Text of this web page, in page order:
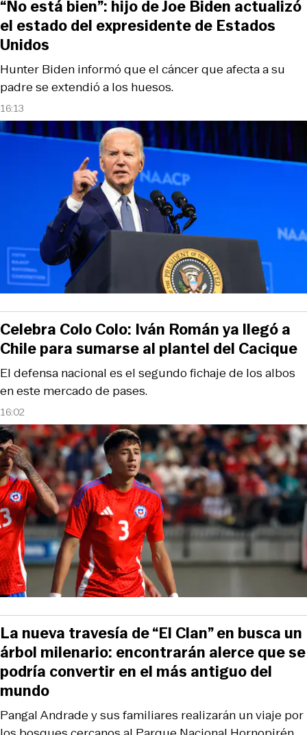
16:13
Hunter Biden informó que el cáncer que afecta a su
padre se extendió a los huesos.
“No está bien”: hijo de Joe Biden actualizó
el estado del expresidente de Estados
Unidos
16:02
El defensa nacional es el segundo fichaje de los albos
en este mercado de pases.
Celebra Colo Colo: Iván Román ya llegó a
Chile para sumarse al plantel del Cacique
Pangal Andrade y sus familiares realizarán un viaje por
La nueva travesía de “El Clan” en busca un
árbol milenario: encontrarán alerce que se
podría convertir en el más antiguo del
mundo